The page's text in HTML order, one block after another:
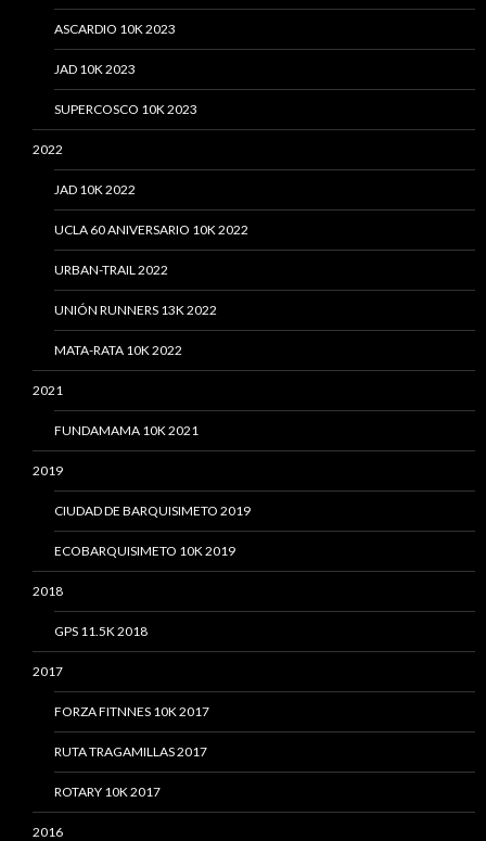
ASCARDIO 10K 2023
JAD 10K 2023
SUPERCOSCO 10K 2023
2022
JAD 10K 2022
UCLA 60 ANIVERSARIO 10K 2022
URBAN-TRAIL 2022
UNIÓN RUNNERS 13K 2022
MATA-RATA 10K 2022
2021
FUNDAMAMA 10K 2021
2019
CIUDAD DE BARQUISIMETO 2019
ECOBARQUISIMETO 10K 2019
2018
GPS 11.5K 2018
2017
FORZA FITNNES 10K 2017
RUTA TRAGAMILLAS 2017
ROTARY 10K 2017
2016